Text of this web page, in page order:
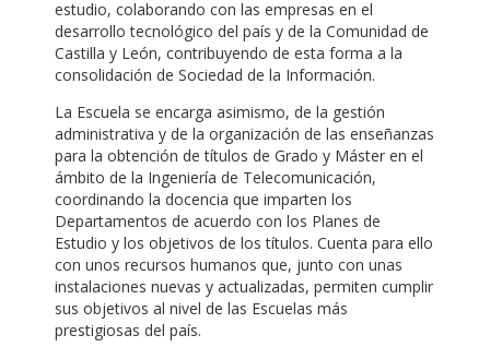
estudio, colaborando con las empresas en el
desarrollo tecnológico del país y de la Comunidad de
Castilla y León, contribuyendo de esta forma a la
consolidación de Sociedad de la Información.
La Escuela se encarga asimismo, de la gestión
administrativa y de la organización de las enseñanzas
para la obtención de títulos de Grado y Máster en el
ámbito de la Ingeniería de Telecomunicación,
coordinando la docencia que imparten los
Departamentos de acuerdo con los Planes de
Estudio y los objetivos de los títulos. Cuenta para ello
con unos recursos humanos que, junto con unas
instalaciones nuevas y actualizadas, permiten cumplir
sus objetivos al nivel de las Escuelas más
prestigiosas del país.